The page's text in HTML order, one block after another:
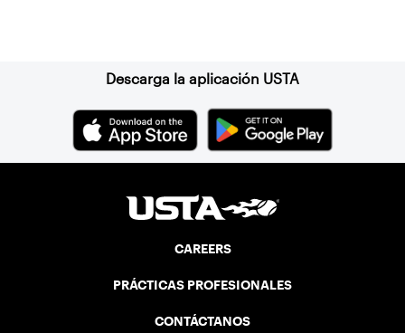
Descarga la aplicación USTA
CAREERS
PRÁCTICAS PROFESIONALES
CONTÁCTANOS